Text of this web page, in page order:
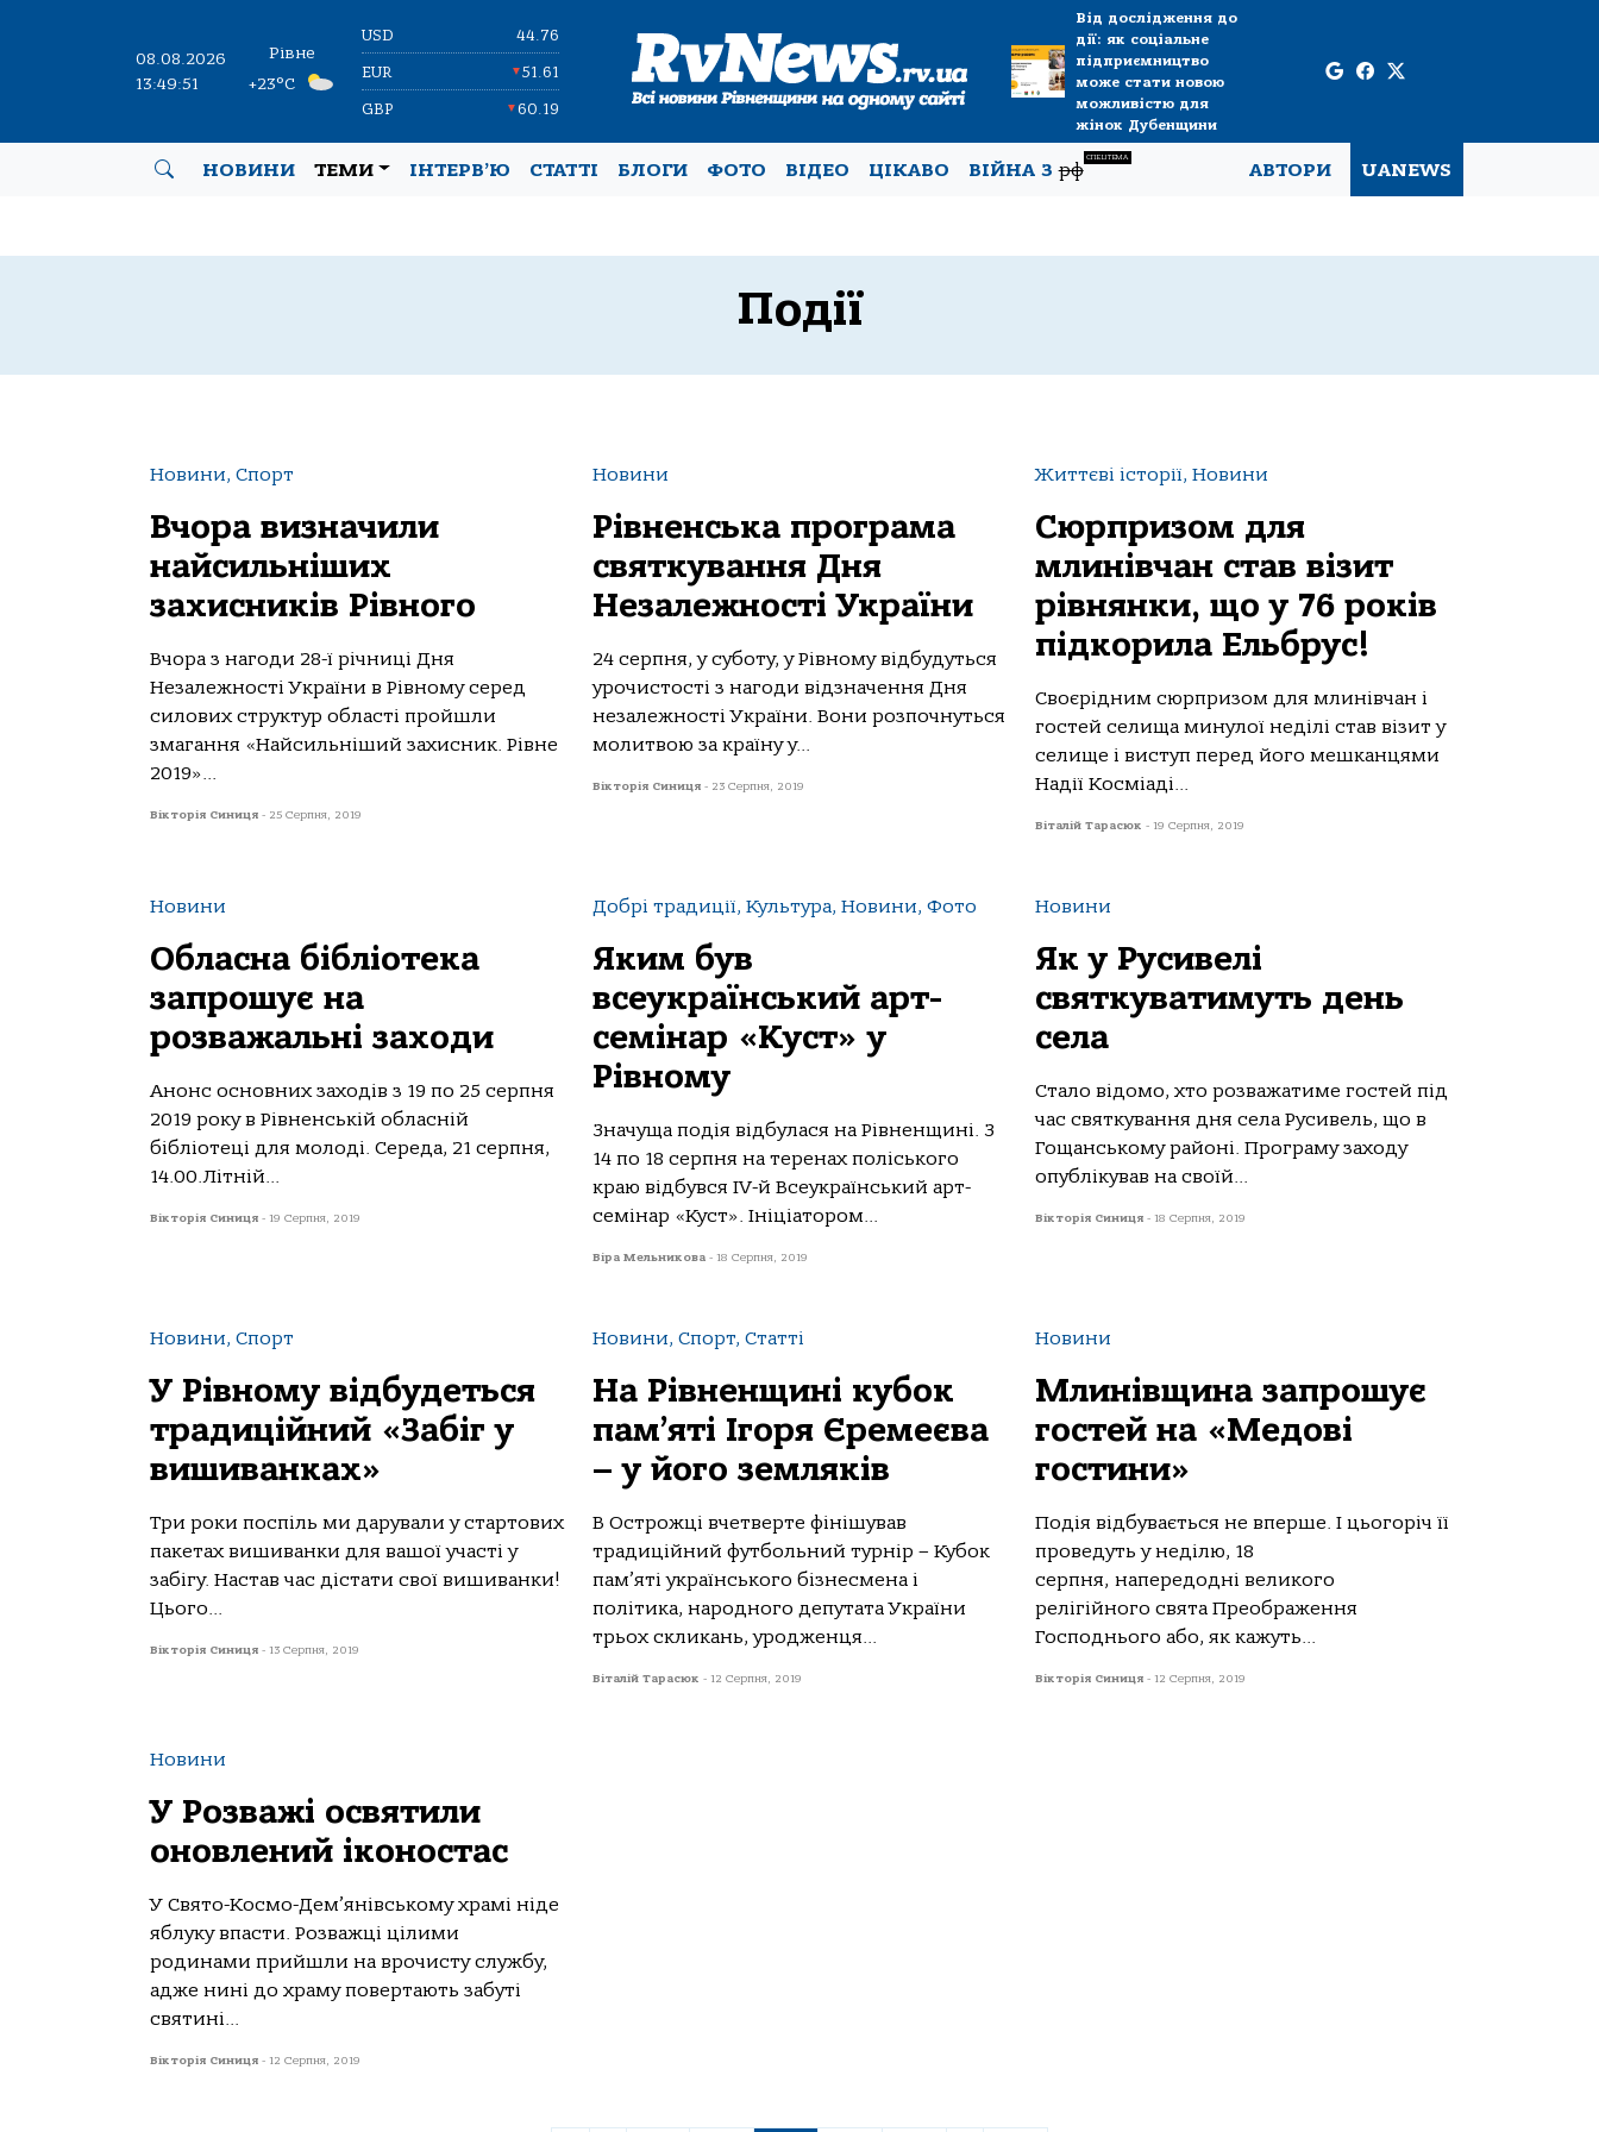
08.08.2026
13:49:52
Рівне
+23°C
USD 44.76
EUR ▼51.61
GBP ▼60.19
Від дослідження до
дії: як соціальне
підприємництво
може стати новою
можливістю для
жінок Дубенщини
НОВИНИ ТЕМИ ІНТЕРВ’Ю СТАТТІ БЛОГИ ФОТО ВІДЕО ЦІКАВО ВІЙНА Зрф
СПЕЦТЕМА
АВТОРИ UANEWS
Події
Новини, Спорт
Вчора визначили
найсильніших
захисників Рівного
Вчора з нагоди 28-ї річниці Дня
Незалежності України в Рівному серед
силових структур області пройшли
змагання «Найсильніший захисник. Рівне
2019»...
Вікторія Синиця - 25 Серпня, 2019
Новини
Рівненська програма
святкування Дня
Незалежності України
24 серпня, у суботу, у Рівному відбудуться
урочистості з нагоди відзначення Дня
незалежності України. Вони розпочнуться
молитвою за країну у...
Вікторія Синиця - 23 Серпня, 2019
Життєві історії, Новини
Сюрпризом для
млинівчан став візит
рівнянки, що у 76 років
підкорила Ельбрус!
Своєрідним сюрпризом для млинівчан і
гостей селища минулої неділі став візит у
селище і виступ перед його мешканцями
Надії Косміаді...
Віталій Тарасюк - 19 Серпня, 2019
Новини
Обласна бібліотека
запрошує на
розважальні заходи
Анонс основних заходів з 19 по 25 серпня
2019 року в Рівненській обласній
бібліотеці для молоді. Середа, 21 серпня,
14.00.Літній...
Вікторія Синиця - 19 Серпня, 2019
Добрі традиції, Культура, Новини, Фото
Яким був
всеукраїнський арт-
семінар «Куст» у
Рівному
Значуща подія відбулася на Рівненщині. З
14 по 18 серпня на теренах поліського
краю відбувся IV-й Всеукраїнський арт-
семінар «Куст». Ініціатором...
Віра Мельникова - 18 Серпня, 2019
Новини
Як у Русивелі
святкуватимуть день
села
Стало відомо, хто розважатиме гостей під
час святкування дня села Русивель, що в
Гощанському районі. Програму заходу
опублікував на своїй...
Вікторія Синиця - 18 Серпня, 2019
Новини, Спорт
У Рівному відбудеться
традиційний «Забіг у
вишиванках»
Три роки поспіль ми дарували у стартових
пакетах вишиванки для вашої участі у
забігу. Настав час дістати свої вишиванки!
Цього...
Вікторія Синиця - 13 Серпня, 2019
Новини, Спорт, Статті
На Рівненщині кубок
пам’яті Ігоря Єремеєва
– у його земляків
В Острожці вчетверте фінішував
традиційний футбольний турнір – Кубок
пам’яті українського бізнесмена і
політика, народного депутата України
трьох скликань, уродженця...
Віталій Тарасюк - 12 Серпня, 2019
Новини
Млинівщина запрошує
гостей на «Медові
гостини»
Подія відбувається не вперше. І цьогоріч її
проведуть у неділю, 18
серпня, напередодні великого
релігійного свята Преображення
Господнього або, як кажуть...
Вікторія Синиця - 12 Серпня, 2019
Новини
У Розважі освятили
оновлений іконостас
У Свято-Космо-Дем’янівському храмі ніде
яблуку впасти. Розважці цілими
родинами прийшли на врочисту службу,
адже нині до храму повертають забуті
святині...
Вікторія Синиця - 12 Серпня, 2019